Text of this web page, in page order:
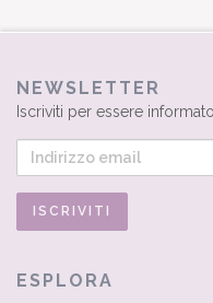
NEWSLETTER
Iscriviti per essere
ESPLORA